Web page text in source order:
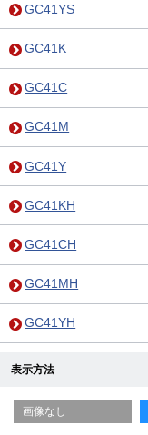
GC41YS
GC41K
GC41C
GC41M
GC41Y
GC41KH
GC41CH
GC41MH
GC41YH
表示方法
画像なし